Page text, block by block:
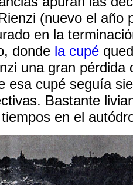
(nuevo el año
en la
donde la cupé
una gran pérdida
esa cupé seguía
Bastante
en el